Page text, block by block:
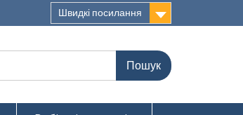
Швидкі посилання